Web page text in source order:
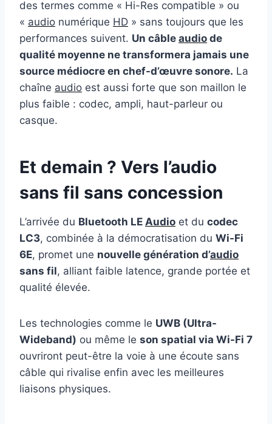
des termes comme « Hi-Res compatible » ou
« audio numérique HD » sans toujours que les
performances suivent. Un câble audio de
qualité moyenne ne transformera jamais une
source médiocre en chef-d’œuvre sonore. La
chaîne audio est aussi forte que son maillon le
plus faible : codec, ampli, haut-parleur ou
casque.
Et demain ? Vers l’audio
sans fil sans concession
L’arrivée du Bluetooth LE Audio et du codec
LC3, combinée à la démocratisation du Wi-Fi
6E, promet une nouvelle génération d’audio
sans fil, alliant faible latence, grande portée et
qualité élevée.
Les technologies comme le UWB (Ultra-
Wideband) ou même le son spatial via Wi-Fi 7
ouvriront peut-être la voie à une écoute sans
câble qui rivalise enfin avec les meilleures
liaisons physiques.